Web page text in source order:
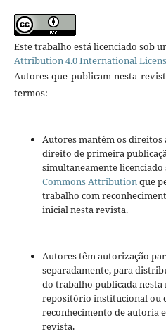
Este trabalho está licenciado sob
Attribution 4.0 International
Autores que publicam nesta
termos:
Autores mantém os direitos
direito de primeira
simultaneamente licenciado
Commons Attributionque
trabalho com
inicial nesta revista.
Autores têm autorização
separadamente, para
do trabalho publicada
repositório institucional ou
reconhecimento de autoria
revista.